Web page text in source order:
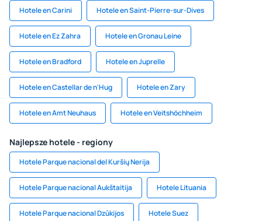
Hotele en Carini Hotele en Saint-Pierre-sur-Dives
Hotele en Ez Zahra Hotele en Gronau Leine
Hotele en Bradford Hotele en Juprelle
Hotele en Castellar de n'Hug Hotele en Zary
Hotele en Amt Neuhaus Hotele en Veitshöchheim
Najlepsze hotele - regiony
Hotele Parque nacional del Kuršių Nerija
Hotele Parque nacional Aukštaitija Hotele Lituania
Hotele Parque nacional Dzūkijos Hotele Suez